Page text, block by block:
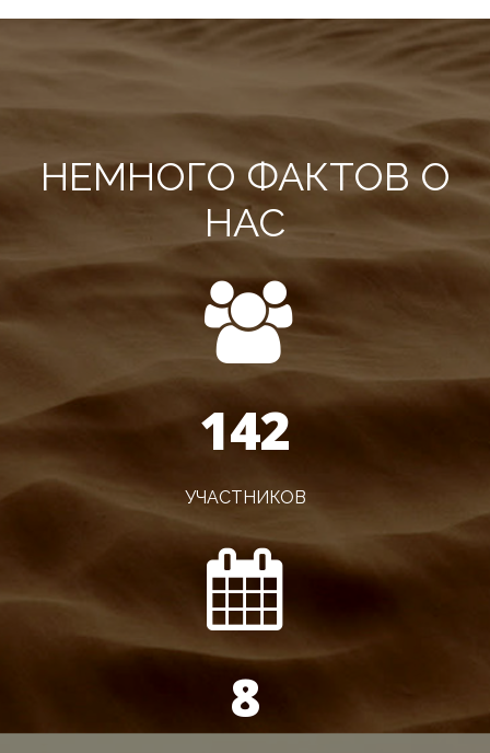
НЕМНОГО ФАКТОВ О
НАС
143
УЧАСТНИКОВ
8